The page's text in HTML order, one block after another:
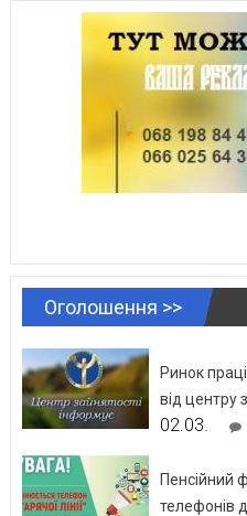
Оголошення >>
Ринок
від центру
02.03.
Пенсійний
телефонів